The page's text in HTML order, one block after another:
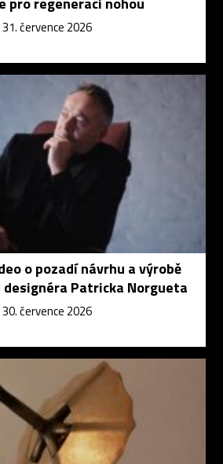
31. července 2026
o pozadí návrhu a výrobě
designéra Patricka Norgueta
30. července 2026